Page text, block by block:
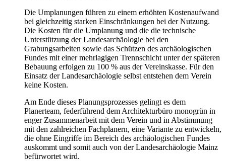
Die Umplanungen führen zu einem erhöhten Kostenaufwand
bei gleichzeitig starken Einschränkungen bei der Nutzung.
Die Kosten für die Umplanung und die die technische
Unterstützung der Landesarchäologie bei den
Grabungsarbeiten sowie das Schützen des archäologischen
Fundes mit einer mehrlagigen Trennschicht unter der späteren
Bebauung erfolgen zu 100 % aus der Vereinskasse. Für den
Einsatz der Landesarchäologie selbst entstehen dem Verein
keine Kosten.
Am Ende dieses Planungsprozesses gelingt es dem
Planerteam, federführend dem Architekturbüro monogrün in
enger Zusammenarbeit mit dem Verein und in Abstimmung
mit den zahlreichen Fachplanern, eine Variante zu entwickeln,
die ohne Eingriffe im Bereich des archäologischen Fundes
auskommt und somit auch von der Landesarchäologie Mainz
befürwortet wird.